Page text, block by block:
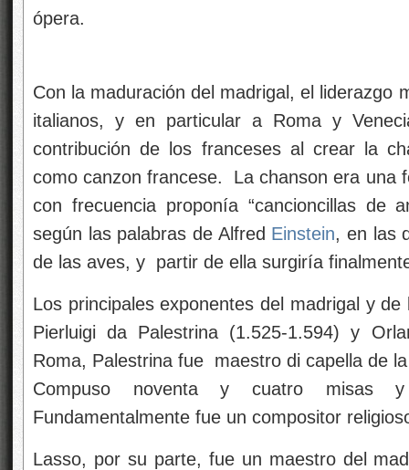
ópera.
Con la maduración del madrigal, el liderazgo
italianos, y en particular a Roma y
contribución de los franceses al crear la
como canzon francese. La chanson era una
con frecuencia proponía “cancioncillas de
según las palabras de Alfred Einstein, en las
de las aves, y partir de ella surgiría
Los principales exponentes del madrigal y
Pierluigi da Palestrina (1.525-1.594) y
Roma, Palestrina fue maestro di capella de
Compuso noventa y cuatro misas y
Fundamentalmente fue un compositor
Lasso, por su parte, fue un maestro del